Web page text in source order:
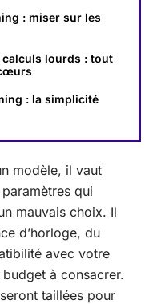
: miser sur les
lourds : tout
: la simplicité
modèle, il vaut
qui
mauvais choix. Il
d’horloge, du
avec votre
à consacrer.
taillées pour